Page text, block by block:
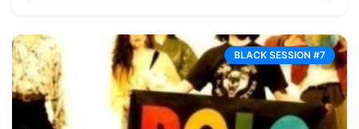
BLACK SESSION #7